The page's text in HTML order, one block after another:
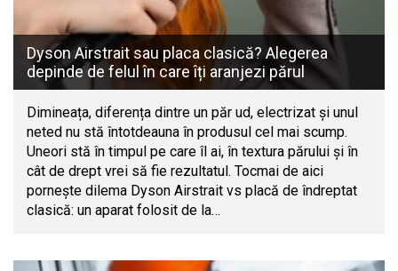
Dyson Airstrait sau placa clasică? Alegerea
depinde de felul în care îți aranjezi părul
Dimineața, diferența dintre un păr ud, electrizat și unul
neted nu stă întotdeauna în produsul cel mai scump.
Uneori stă în timpul pe care îl ai, în textura părului și în
cât de drept vrei să fie rezultatul. Tocmai de aici
pornește dilema Dyson Airstrait vs placă de îndreptat
clasică: un aparat folosit de la…